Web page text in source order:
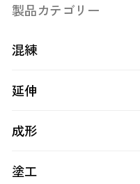
製品カテゴリー
混練
延伸
成形
塗工